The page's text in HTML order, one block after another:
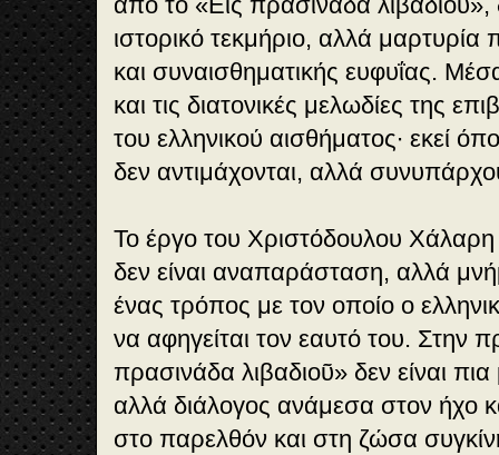
ιστορικό τεκμήριο, αλλά μαρτυρία
και συναισθηματικής ευφυΐας.
και τις διατονικές μελωδίες της
του ελληνικού αισθήματος∙ εκεί
δεν αντιμάχονται, αλλά
Το έργο του Χριστόδουλου Χάλαρη
δεν είναι αναπαράσταση, αλλά
ένας τρόπος με τον οποίο ο
να αφηγείται τον εαυτό του. Στην
πρασινάδα λιβαδιοῦ» δεν είναι
αλλά διάλογος ανάμεσα στον ήχο
στο παρελθόν και στη ζώσα